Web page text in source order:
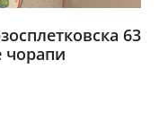
63
чорапи